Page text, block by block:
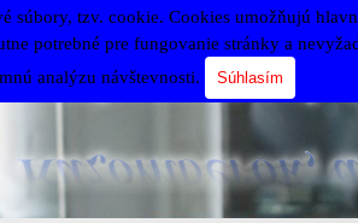
tzv. cookie. Cookies umožňujú
potrebné pre fungovanie stránky a
analýzu návštevnosti.
Súhlasím